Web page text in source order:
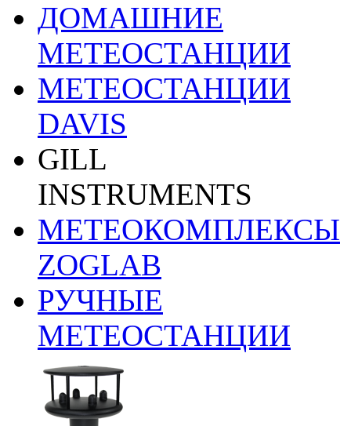
ДОМАШНИЕ
МЕТЕОСТАНЦИИ
МЕТЕОСТАНЦИИ
DAVIS
GILL
INSTRUMENTS
МЕТЕОКОМПЛЕКСЫ
ZOGLAB
РУЧНЫЕ
МЕТЕОСТАНЦИИ